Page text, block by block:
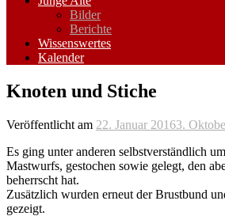
Bilder
Berichte
Wissenswertes
Kalender
Knoten und Stiche
Veröffentlicht am 22. Januar 20163.
Es ging unter anderen selbstverständlich
Mastwurfs, gestochen sowie gelegt, den
beherrscht hat.
Zusätzlich wurden erneut der Brustbund
gezeigt.